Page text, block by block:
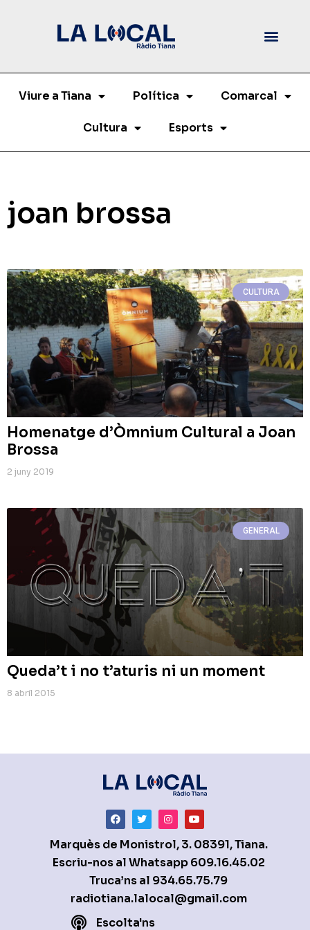
Viure a Tiana Política Comarcal
Cultura Esports
joan brossa
CULTURA
Homenatge d’Òmnium Cultural a Joan
Brossa
2 juny 2019
GENERAL
Queda’t i no t’aturis ni un moment
8 abril 2015
Marquès de Monistrol, 3. 08391, Tiana.
Escriu-nos al Whatsapp609.16.45.02
Truca’ns al 934.65.75.79
radiotiana.lalocal@gmail.com
Escolta'ns